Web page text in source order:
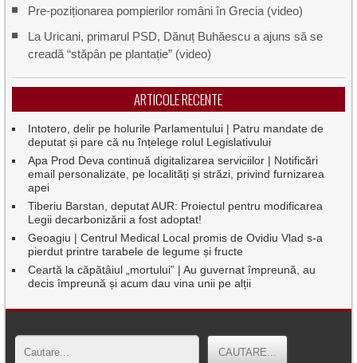
Pre-poziționarea pompierilor români în Grecia (video)
La Uricani, primarul PSD, Dănuț Buhăescu a ajuns să se
creadă “stăpân pe plantație” (video)
ARTICOLE RECENTE
Intotero, delir pe holurile Parlamentului | Patru mandate de
deputat și pare că nu înțelege rolul Legislativului
Apa Prod Deva continuă digitalizarea serviciilor | Notificări
email personalizate, pe localități și străzi, privind furnizarea
apei
Tiberiu Barstan, deputat AUR: Proiectul pentru modificarea
Legii decarbonizării a fost adoptat!
Geoagiu | Centrul Medical Local promis de Ovidiu Vlad s-a
pierdut printre tarabele de legume și fructe
Ceartă la căpătâiul „mortului” | Au guvernat împreună, au
decis împreună și acum dau vina unii pe alții